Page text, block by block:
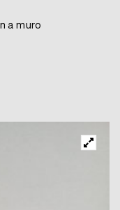
a muro